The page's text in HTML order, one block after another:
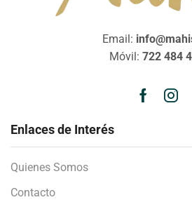
Email:
Móvil: 722 484
Enlaces de Interés
Quienes Somos
Contacto